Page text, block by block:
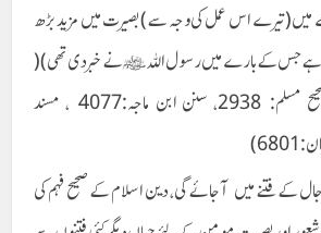
(تیرے اس عمل کی وجہ سے )بصیرت میں مزید بڑھ
ہے جس کے بارے میں رسول اللہ ﷺ نے خبر دی تھی) (
صحیح بخاری:1882 ،صحیح مسلم: 2938، سنن ابن ماجہ:4077 ، مسند
کے فتنے میں آجائے گی، دین اسلام کے صحیح فہم کی